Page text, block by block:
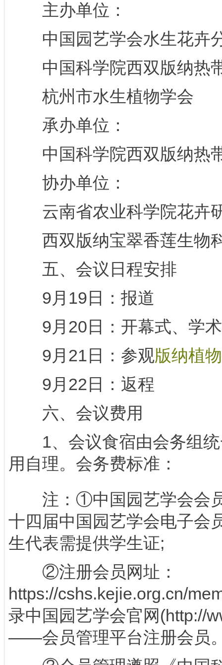
主办单位：
中国园艺学会水生花卉
中国科学院西双版纳热
杭州市水生植物学会
承办单位：
中国科学院西双版纳热
协办单位：
云南省农业科学院花卉
西双版纳宝翠香莲生物
五、会议日程安排
9月19日：报道
9月20日：开幕式、学术
9月21日：参观版纳植
9月22日：返程
六、会议费用
1、会议食宿由会务组统
用自理。会务费标准：
注：①中国园艺学会会员
十四届中国园艺学会电子会
生代表需提供学生证;
②注册会员网址：
https://cshs.kejie.org.cn/
录中国园艺学会官网(http://
——会员管理平台注册会员